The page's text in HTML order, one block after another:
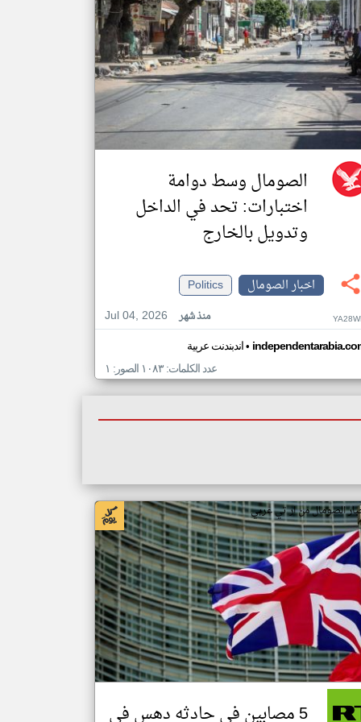
الصومال وسط دوامة
اختبارات: تحد في الداخل
وتدويل بالخارج
اخبار الصومال
Politics
Jul 04, 2026
منذ شهر
اندبندنت عربية•
عدد الكلمات: ١٠٨٣ الصور: ١
الصومال من ار تي عربي
5 مصابين في حادثه دهس في